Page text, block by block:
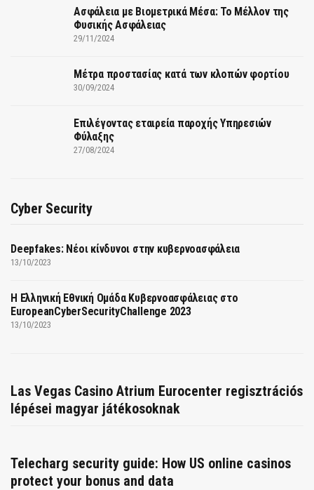
Ασφάλεια με Βιομετρικά Μέσα: Το Μέλλον της
Φυσικής Ασφάλειας
29/11/2024
Μέτρα προστασίας κατά των κλοπών φορτίου
30/09/2024
Επιλέγοντας εταιρεία παροχής Υπηρεσιών
Φύλαξης
27/08/2024
Cyber Security
Deepfakes: Νέοι κίνδυνοι στην κυβερνοασφάλεια
13/10/2023
Η Ελληνική Εθνική Ομάδα Κυβερνοασφάλειας στο
EuropeanCyberSecurityChallenge 2023
13/10/2023
Las Vegas Casino Atrium Eurocenter regisztrációs
lépései magyar játékosoknak
Telecharg security guide: How US online casinos
protect your bonus and data